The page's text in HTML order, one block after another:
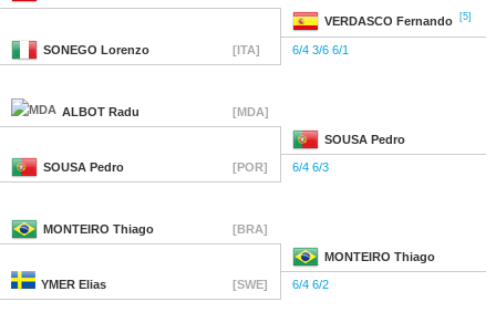
VERDASCO Fernando [5]
SONEGO Lorenzo [ITA] 6/4 3/6 6/1
ALBOT Radu [MDA]
SOUSA Pedro
SOUSA Pedro [POR] 6/4 6/3
MONTEIRO Thiago [BRA]
MONTEIRO Thiago
YMER Elias [SWE] 6/4 6/2